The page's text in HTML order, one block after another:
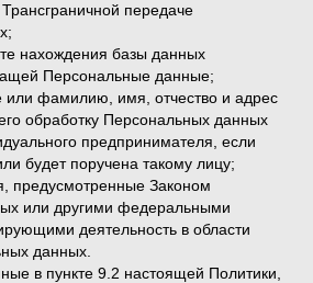
передаче
нахождения базы данных
Персональные данные;
или фамилию, имя, отчество и адрес
обработку Персональных данных
предпринимателя, если
будет поручена такому лицу;
предусмотренные Законом
или другими федеральными
деятельность в области
данных.
в пункте 9.2 настоящей Политики,